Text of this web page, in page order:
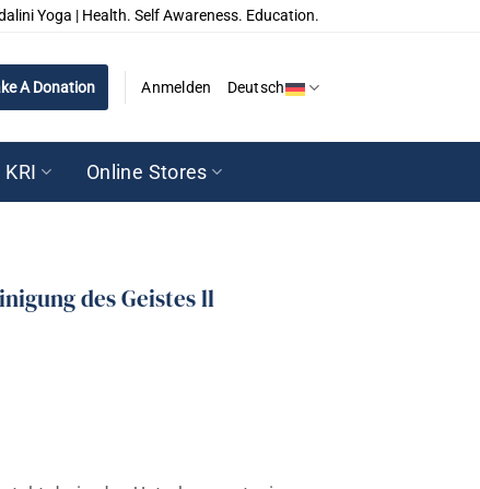
Yoga | Health. Self Awareness. Education.
A Donation Anmelden Deutsch
KRI Online Stores
des Geistes ll